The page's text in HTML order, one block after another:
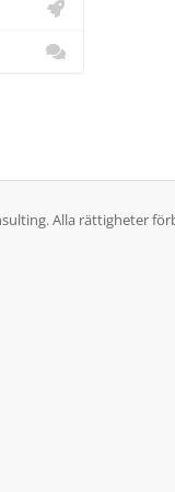
Alla rättigheter